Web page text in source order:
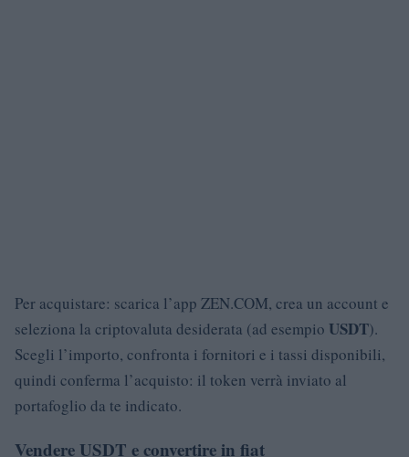
Per acquistare: scarica l’app ZEN.COM, crea un account e
seleziona la criptovaluta desiderata (ad esempio USDT).
Scegli l’importo, confronta i fornitori e i tassi disponibili,
quindi conferma l’acquisto: il token verrà inviato al
portafoglio da te indicato.
Vendere USDT e convertire in fiat